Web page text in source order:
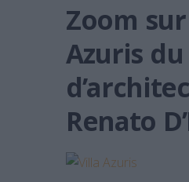
Zoom
Azuris
Renato